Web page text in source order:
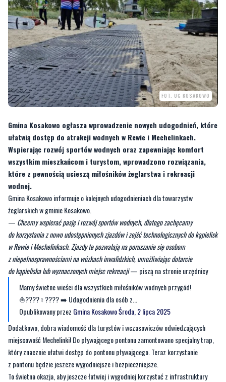
FOT. UG KOSAKOWO
Gmina Kosakowo ogłasza wprowadzenie nowych udogodnień, które
ułatwią dostęp do atrakcji wodnych w Rewie i Mechelinkach.
wszystkim mieszkańcom i turystom, wprowadzono rozwiązania,
które z pewnością ucieszą miłośników żeglarstwa i rekreacji
wodnej.
Gmina Kosakowo informuje o kolejnych udogodnieniach dla towarzystw
żeglarskich w gminie Kosakowo.
—Chcemy wspierać pasję i rozwój sportów wodnych, dlatego zachęcamy
do korzystania z nowo udostępnionych zjazdów i zejść technologicznych do kąpielisk
w Rewie i Mechelinkach. Zjazdy te pozwalają na poruszanie się osobom
z niepełnosprawnościami na wózkach inwalidzkich, umożliwiając dotarcie
do kąpieliska lub wyznaczonych miejsc rekreacji— piszą na stronie urzędnicy
Mamy świetne wieści dla wszystkich miłośników wodnych przygód!
⛵????‍♀️???? ➡️ Udogodnienia dla osób z...
Opublikowany przezGmina KosakowoŚroda, 2 lipca 2025
Dodatkowo, dobra wiadomość dla turystów i wczasowiczów odwiedzających
miejscowość Mechelinki! Do pływającego pontonu zamontowano specjalny trap,
który znacznie ułatwi dostęp do pontonu pływającego. Teraz korzystanie
z pontonu będzie jeszcze wygodniejsze i bezpieczniejsze.
To świetna okazja, aby jeszcze łatwiej i wygodniej korzystać z infrastruktury
żeglarskiej, cieszyć się wodnymi przygodami i rozwijać swoje pasje.
Byliście świadkami zdarzenia w naszym regionie? Chcecie aby
nasza redakcja zajęła się jakimś tematem? Czekamy na Wasze